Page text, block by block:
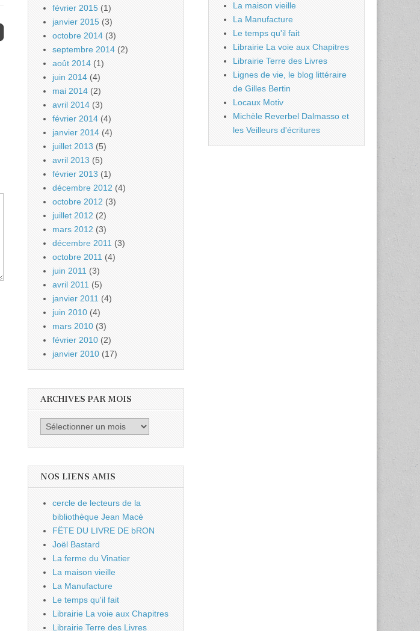
février 2015 (1)
janvier 2015 (3)
octobre 2014 (3)
septembre 2014 (2)
août 2014 (1)
juin 2014 (4)
mai 2014 (2)
avril 2014 (3)
février 2014 (4)
janvier 2014 (4)
juillet 2013 (5)
avril 2013 (5)
février 2013 (1)
décembre 2012 (4)
octobre 2012 (3)
juillet 2012 (2)
mars 2012 (3)
décembre 2011 (3)
octobre 2011 (4)
juin 2011 (3)
avril 2011 (5)
janvier 2011 (4)
juin 2010 (4)
mars 2010 (3)
février 2010 (2)
janvier 2010 (17)
ARCHIVES PAR MOIS
Archives
NOS LIENS AMIS
cercle de lecteurs de la
bibliothèque Jean Macé
FËTE DU LIVRE DE bRON
Joël Bastard
La ferme du Vinatier
La maison vieille
La Manufacture
Le temps qu'il fait
Librairie La voie aux Chapitres
Librairie Terre des Livres
La maison vieille
La Manufacture
Le temps qu'il fait
Librairie La voie aux Chapitres
Librairie Terre des Livres
Lignes de vie, le blog littéraire
de Gilles Bertin
Locaux Motiv
Michèle Reverbel Dalmasso et
les Veilleurs d'écritures